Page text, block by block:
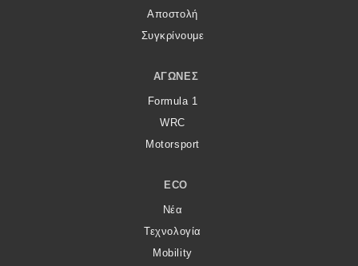
Αποστολή
Συγκρίνουμε
ΑΓΏΝΕΣ
Formula 1
WRC
Motorsport
ECO
Νέα
Τεχνολογία
Mobility